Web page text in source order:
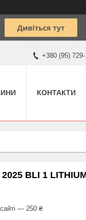
+380 (95)
КОНТАКТИ
BLI 1
— 250 ₴